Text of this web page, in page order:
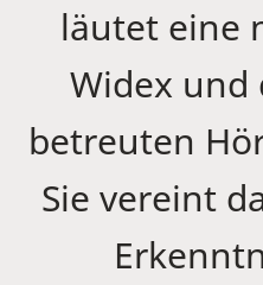
läutet eine
Widex und
betreuten
Sie vereint